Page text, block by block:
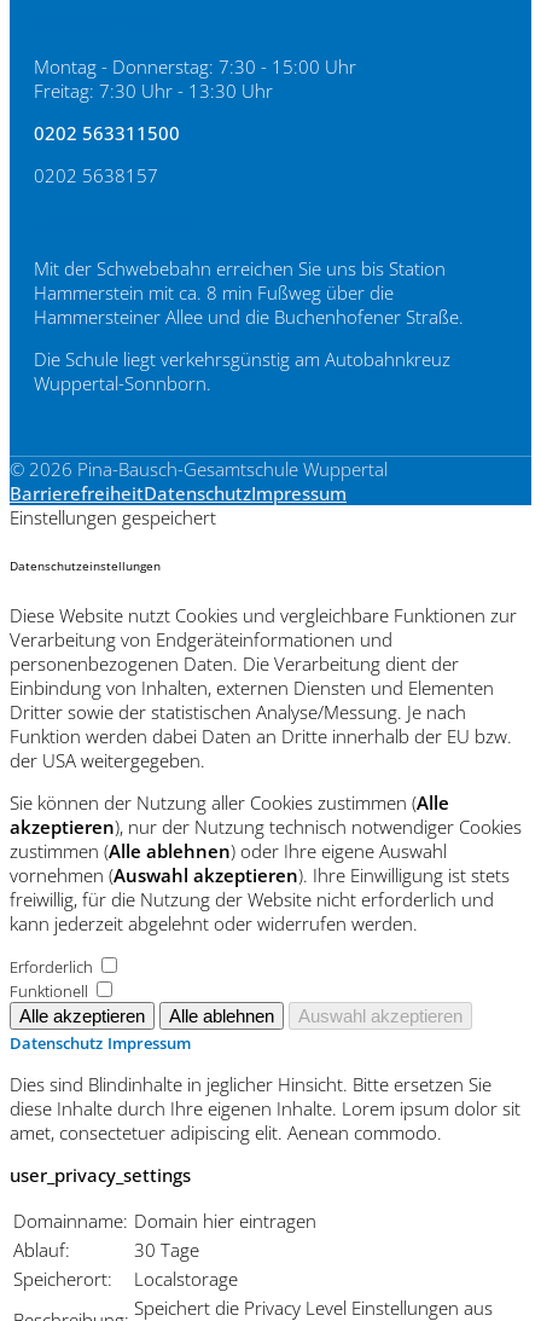
Montag - Donnerstag: 7:30 - 15:00 Uhr
Freitag: 7:30 Uhr - 13:30 Uhr
0202 563311500
0202 5638157
Mit der Schwebebahn erreichen Sie uns bis Station
Hammerstein mit ca. 8 min Fußweg über die
Hammersteiner Allee und die Buchenhofener Straße.
Die Schule liegt verkehrsgünstig am Autobahnkreuz
Wuppertal-Sonnborn.
© 2026 Pina-Bausch-Gesamtschule Wuppertal
BarrierefreiheitDatenschutzImpressum
Einstellungen gespeichert
Datenschutzeinstellungen
Diese Website nutzt Cookies und vergleichbare Funktionen zur
Verarbeitung von Endgeräteinformationen und
personenbezogenen Daten. Die Verarbeitung dient der
Einbindung von Inhalten, externen Diensten und Elementen
Dritter sowie der statistischen Analyse/Messung. Je nach
Funktion werden dabei Daten an Dritte innerhalb der EU bzw.
der USA weitergegeben.
Sie können der Nutzung aller Cookies zustimmen (Alle
akzeptieren), nur der Nutzung technisch notwendiger Cookies
zustimmen (Alle ablehnen) oder Ihre eigene Auswahl
vornehmen (Auswahl akzeptieren). Ihre Einwilligung ist stets
freiwillig, für die Nutzung der Website nicht erforderlich und
kann jederzeit abgelehnt oder widerrufen werden.
Erforderlich
Funktionell
Datenschutz Impressum
Dies sind Blindinhalte in jeglicher Hinsicht. Bitte ersetzen Sie
diese Inhalte durch Ihre eigenen Inhalte. Lorem ipsum dolor sit
amet, consectetuer adipiscing elit. Aenean commodo.
user_privacy_settings
Domainname: Domain hier eintragen
Ablauf:
30 Tage
Speicherort:
Localstorage
Speichert die Privacy Level Einstellungen aus